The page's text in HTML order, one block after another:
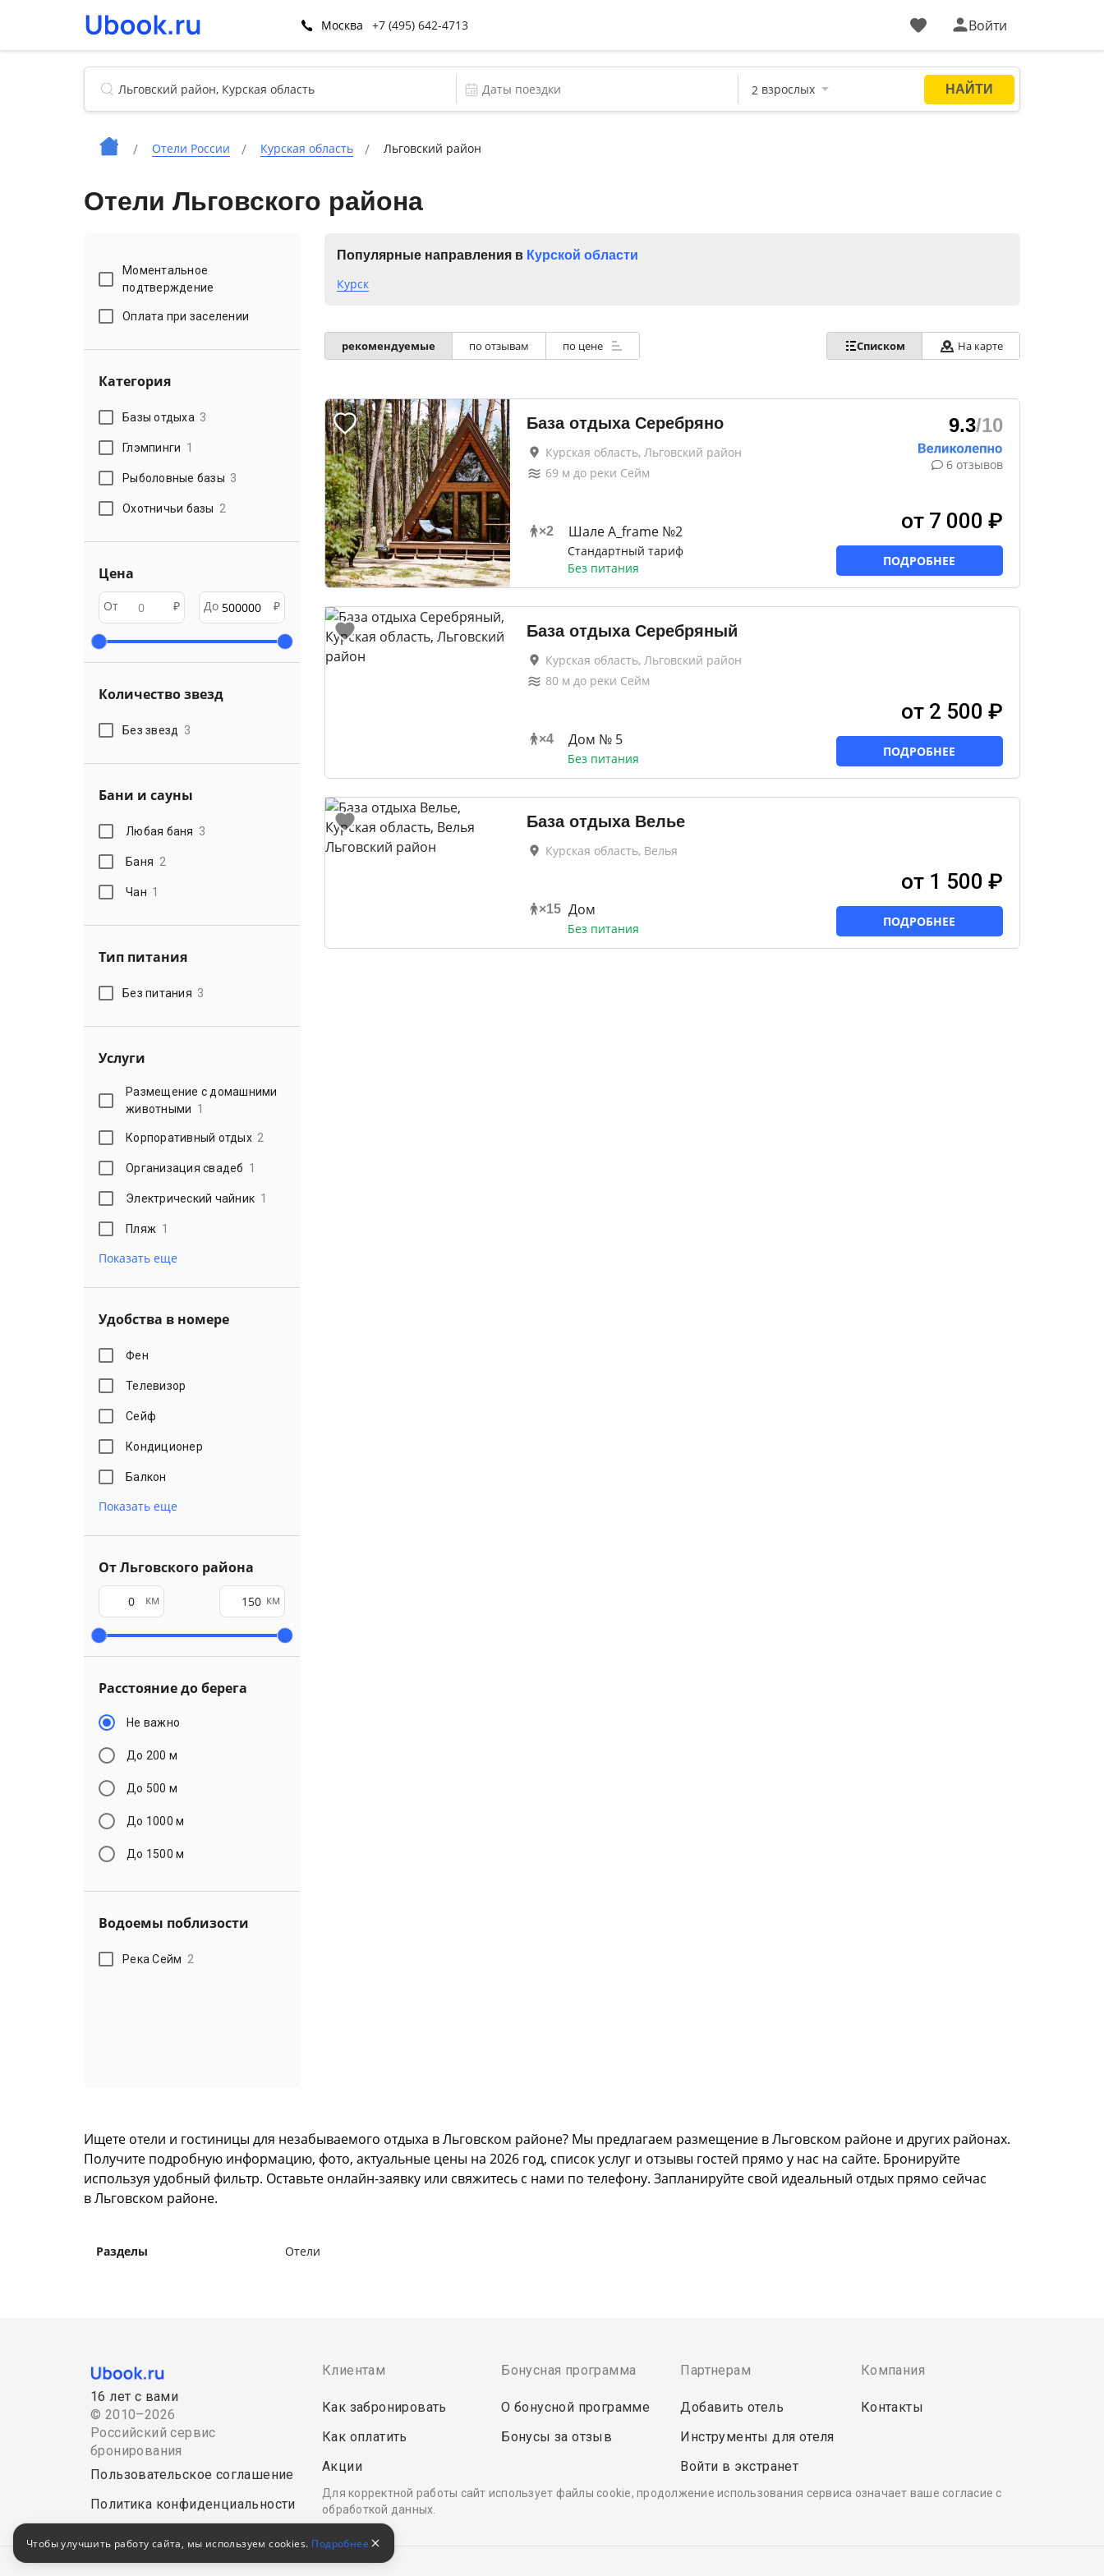
Москва +7 (495) 642-4713 Войти
Отели России Курская область Льговский район
Отели Льговского района
Моментальное
подтверждение
Оплата при заселении
Категория
Базы отдыха 3
Глэмпинги 1
Рыболовные базы 3
Охотничьи базы 2
Цена
От ₽ До ₽
Количество звезд
Без звезд 3
Бани и сауны
Любая баня 3
Баня 2
Чан 1
Тип питания
Без питания 3
Услуги
Размещение с домашними
животными 1
Корпоративный отдых 2
Организация свадеб 1
Электрический чайник 1
Пляж 1
Показать еще
Удобства в номере
Фен
Телевизор
Сейф
Кондиционер
Балкон
Показать еще
От Льговского района
км км
Расстояние до берега
Не важно
До 200 м
До 500 м
До 1000 м
До 1500 м
Водоемы поблизости
Река Сейм 2
Популярные направления в Курской области
Курск
рекомендуемые по отзывам по цене Списком На карте
База отдыха Серебряно
Курская область, Льговский район
69 м до реки Сейм
×2 Шале A_frame №2
Стандартный тариф
Без питания
9.3/10
6 отзывов
от 7 000 ₽
ПОДРОБНЕЕ
База отдыха Серебряный
Курская область, Льговский район
80м до реки Сейм
×4 Дом № 5
Без питания
от 2 500 ₽
ПОДРОБНЕЕ
База отдыха Велье
Курская область, Велья
×15 Дом
Без питания
от 1 500 ₽
ПОДРОБНЕЕ
Ищете отели и гостиницы для незабываемого отдыха в Льговском районе? Мы предлагаем размещение в Льговском районе и других районах.
Получите подробную информацию, фото, актуальные цены на 2026 год, список услуг и отзывы гостей прямо у нас на сайте. Бронируйте
используя удобный фильтр. Оставьте онлайн-заявку или свяжитесь с нами по телефону. Запланируйте свой идеальный отдых прямо сейчас
в Льговском районе.
Разделы Отели
16 лет с вами
© 2010–2026
Российский сервис
бронирования
Пользовательское соглашение
Политика конфиденциальности
Клиентам
Как забронировать
Как оплатить
Акции
Бонусная программа
О бонусной программе
Бонусы за отзыв
Партнерам
Добавить отель
Инструменты для отеля
Войти в экстранет
Компания
Контакты
Для корректной работы сайт использует файлы cookie, продолжение использования сервиса означает ваше согласие с
обработкой данных.
Чтобы улучшить работу сайта, мы используем cookies. Подробнее